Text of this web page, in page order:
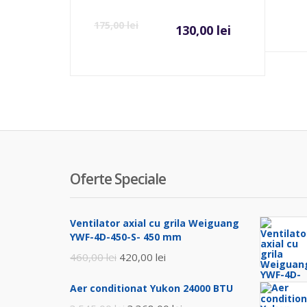
175,00lei
fost:
130,00 lei
Prețul
130,00
Oferte Speciale
Ventilator axial cu grila Weiguang
YWF-4D-450-S- 450 mm
460,00lei Prețul
a
420,00 lei
este:
Aer conditionat Yukon 24000 BTU